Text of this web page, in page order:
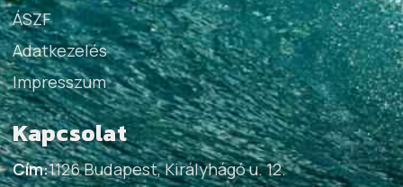
ÁSZF
Adatkezelés
Impresszum
Kapcsolat
Cím:1126 Budapest, Királyhágó u. 12.